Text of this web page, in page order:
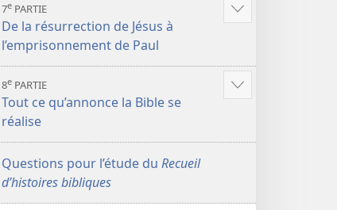
contenu
7e PARTIE
De la résurrection de Jésus à
l’emprisonnement de Paul
Voir
contenu
8e PARTIE
Tout ce qu’annonce la Bible se
réalise
Voir
Questions pour l’étude du Recueil
d’histoires bibliques